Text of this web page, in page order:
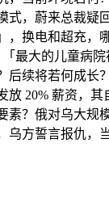
式，蔚来总裁疑
，换电和超充，
最大的儿童病
后续将若何成长
放 20% 薪资，其
素？俄对乌大规
乌方誓言报仇，